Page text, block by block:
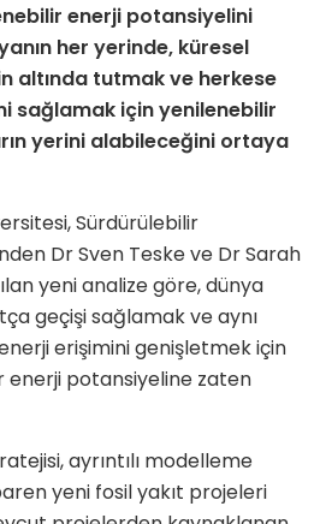
enerji potansiyelini
her yerinde, küresel
altında tutmak ve herkese
sağlamak için yenilenebilir
yerini alabileceğini ortaya
Sürdürülebilir
Dr Sven Teske ve Dr Sarah
yeni analize göre, dünya
geçişi sağlamak ve aynı
erişimini genişletmek için
enerji potansiyeline zaten
ayrıntılı modelleme
yeni fosil yakıt projeleri